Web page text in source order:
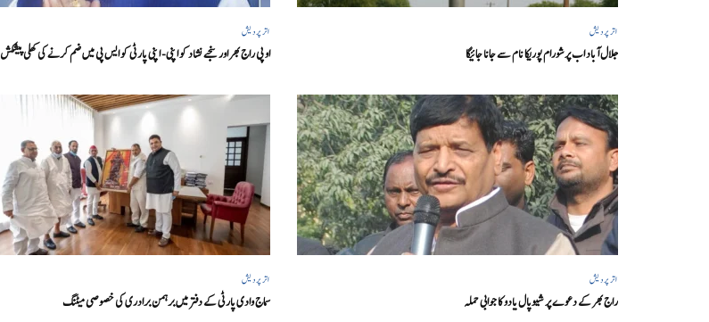
اتر پردیش
جلال آباد اب پرشورام پوریکا نام سے جانا جائیگا
اتر پردیش
او پی راج بھر اور سنجے نشاد کو اپنی- اپنی پارٹی کو ایس پی میں ضم کرنے کی کھلی پیشکش
اتر پردیش
راج بھر کے دعوے پر شیوپال یادو کا جوابی حملہ
اتر پردیش
سماج وادی پارٹی کے دفتر میں برہمن برادری کی خصوصی میٹنگ